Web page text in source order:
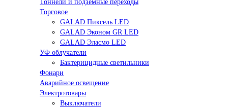
Тоннели и подземные переходы
Торговое
GALAD Пиксель LED
GALAD Эконом GR LED
GALAD Эласмо LED
УФ облучатели
Бактерицидные светильники
Фонари
Аварийное освещение
Электротовары
Выключатели